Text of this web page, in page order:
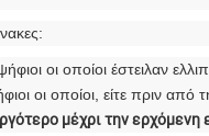
οι οποίοι έστειλαν
οι οποίοι, είτε πριν
μέχρι την